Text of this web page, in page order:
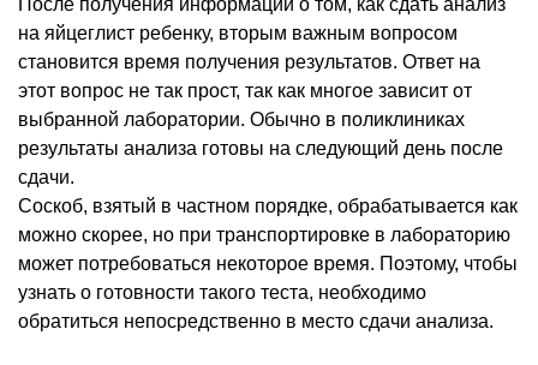
на яйцеглист ребенку, вторым важным вопросом
становится время получения результатов. Ответ на
этот вопрос не так прост, так как многое зависит от
выбранной лаборатории. Обычно в поликлиниках
результаты анализа готовы на следующий день после
сдачи.
Соскоб, взятый в частном порядке, обрабатывается как
можно скорее, но при транспортировке в лабораторию
может потребоваться некоторое время. Поэтому, чтобы
узнать о готовности такого теста, необходимо
обратиться непосредственно в место сдачи анализа.